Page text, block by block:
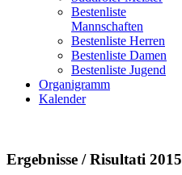
Bestenliste
Mannschaften
Bestenliste Herren
Bestenliste Damen
Bestenliste Jugend
Organigramm
Kalender
Ergebnisse / Risultati 2015